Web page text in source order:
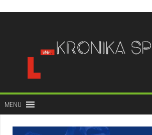
treści
MENU